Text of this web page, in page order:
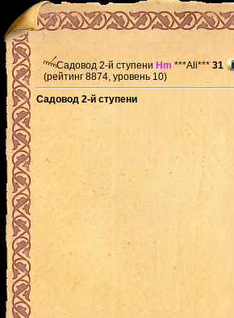
Садовод 2-й ступени Hm ***Ali*** 31
(рейтинг 8874, уровень 10)
Садовод 2-й ступени